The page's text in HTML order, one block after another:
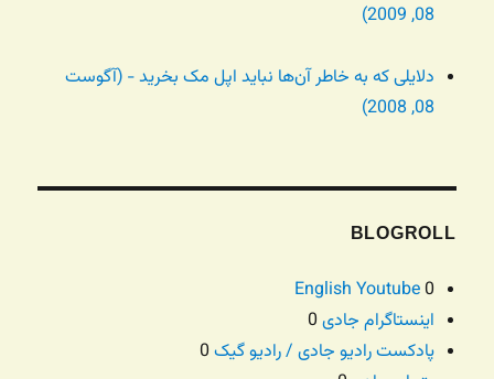
08, 2009)
دلایلی که به خاطر آن‌ها نباید اپل مک بخرید - (آگوست
08, 2008)
BLOGROLL
English Youtube0
اینستاگرام جادی
پادکست رادیو جادی / رادیو گیک